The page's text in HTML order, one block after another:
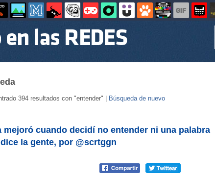
394 resultados con "entender" | Búsqueda de nuevo
mejoró cuando decidí no entender ni una palabra
la gente, por @scrtggn